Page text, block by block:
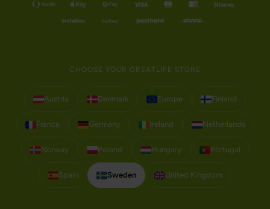
CHOOSE YOUR GREATLIFE STORE
Austria Denmark Europe Finland
France Germany Ireland Netherlands
Norway Poland Hungary Portugal
Spain Sweden United Kingdom